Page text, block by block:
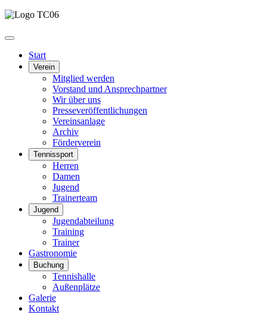
Start
Verein
Mitglied werden
Vorstand und Ansprechpartner
Wir über uns
Presseveröffentlichungen
Vereinsanlage
Archiv
Förderverein
Tennissport
Herren
Damen
Jugend
Trainerteam
Jugend
Jugendabteilung
Training
Trainer
Gastronomie
Buchung
Tennishalle
Außenplätze
Galerie
Kontakt